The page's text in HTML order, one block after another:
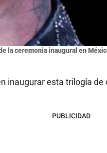
la ceremonia inaugural en
inaugurar esta trilogía
PUBLICIDAD